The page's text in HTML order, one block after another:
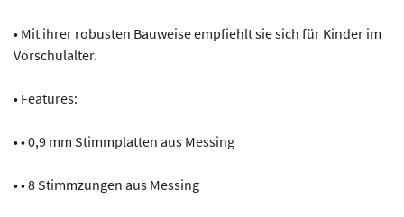
• Mit ihrer robusten Bauweise empfiehlt sie sich für Kinder im
Vorschulalter.
• Features:
• • 0,9 mm Stimmplatten aus Messing
• • 8 Stimmzungen aus Messing